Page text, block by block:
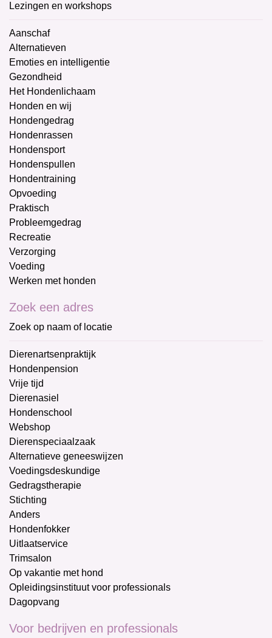
Lezingen en workshops
Aanschaf
Alternatieven
Emoties en intelligentie
Gezondheid
Het Hondenlichaam
Honden en wij
Hondengedrag
Hondenrassen
Hondensport
Hondenspullen
Hondentraining
Opvoeding
Praktisch
Probleemgedrag
Recreatie
Verzorging
Voeding
Werken met honden
Zoek een adres
Zoek op naam of locatie
Dierenartsenpraktijk
Hondenpension
Vrije tijd
Dierenasiel
Hondenschool
Webshop
Dierenspeciaalzaak
Alternatieve geneeswijzen
Voedingsdeskundige
Gedragstherapie
Stichting
Anders
Hondenfokker
Uitlaatservice
Trimsalon
Op vakantie met hond
Opleidingsinstituut voor professionals
Dagopvang
Voor bedrijven en professionals